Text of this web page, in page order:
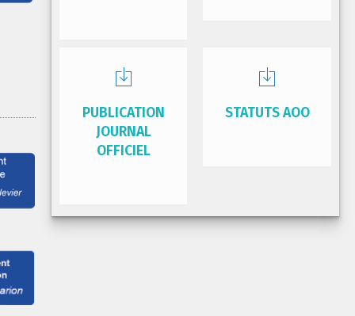
PUBLICATION
JOURNAL
OFFICIEL
STATUTS AOO